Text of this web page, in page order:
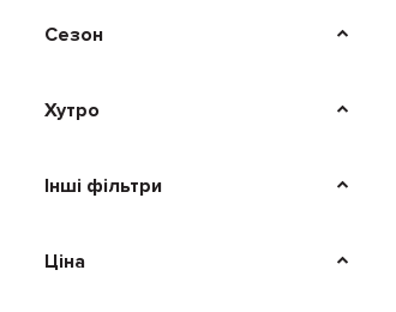
Сезон
Хутро
Інші фільтри
Ціна